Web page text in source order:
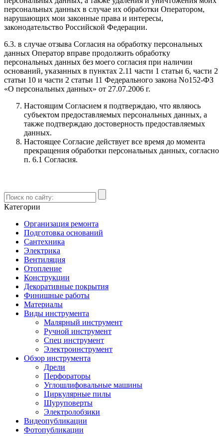
персональных данных в случае их обработки Оператором,
нарушающих мои законные права и интересы,
законодательство Российской Федерации.
6.3. в случае отзыва Согласия на обработку персональных
данных Оператор вправе продолжить обработку
персональных данных без моего согласия при наличии
оснований, указанных в пунктах 2.11 части 1 статьи 6, части 2
статьи 10 и части 2 статьи 11 Федерального закона No152-ФЗ
«О персональных данных» от 27.07.2006 г.
Настоящим Согласием я подтверждаю, что являюсь
субъектом предоставляемых персональных данных, а
также подтверждаю достоверность предоставляемых
данных.
Настоящее Согласие действует все время до момента
прекращения обработки персональных данных, согласно
п. 6.1 Согласия.
Категории
Организация ремонта
Подготовка оснований
Сантехника
Электрика
Вентиляция
Отопление
Конструкции
Декоративные покрытия
Финишные работы
Материалы
Виды инструмента
Малярный инструмент
Ручной инструмент
Спец инструмент
Электроинструмент
Обзор инструмента
Дрели
Перфораторы
Углошлифовальные машины
Циркулярные пилы
Шуруповерты
Электролобзики
Видеопубликации
Фотопубликации